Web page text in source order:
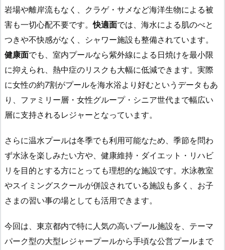
岩場や離岸流もなく、クラゲ・サメなど海洋生物による被
害も一切心配不要です。快適面では、海水による肌のべと
つきや不快感がなく、シャワー施設も整備されています。
健康面でも、室内プールなら紫外線による日焼けを最小限
に抑えられ、熱中症のリスクも大幅に低減できます。実際
に女性の約7割がプールを海水浴より好むというデータもあ
り、ファミリー層・女性グループ・シニア世代まで幅広い
層に支持されるレジャーとなっています。
さらに温水プールは冬季でも利用可能なため、季節を問わ
ず水泳を楽しみたい方や、健康維持・ダイエット・リハビ
リを目的とする方にとっても理想的な施設です。水泳教室
やスイミングスクールが併設されている施設も多く、お子
さまの習い事の場としても活用できます。
今回は、東京都内で特に人気の高いプール施設を、テーマ
パーク型の大型レジャープールから手頃な公営プールまで